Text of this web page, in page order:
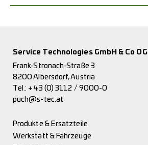
Service Technologies GmbH & Co OG
Frank-Stronach-Straße 3
8200 Albersdorf, Austria
Tel.: +43 (0) 3112 / 9000-0
puch@s-tec.at
Produkte & Ersatzteile
Werkstatt & Fahrzeuge